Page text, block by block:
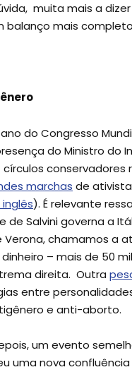
muita mais a
mais
do Congresso
do Ministro do
conservadores
marchas de
). É relevante
de Salvini governa a
Verona, chamamos a
– mais de 50
direita. Outra
entre
e anti-aborto.
um evento
uma nova